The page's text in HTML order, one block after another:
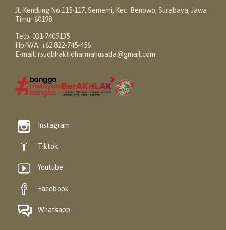
Jl. Kendung No.115-117, Sememi, Kec. Benowo, Surabaya, Jawa
Timur 60198
Telp: 031-7409135
Hp/WA: +62 822-745-456
E-mail: rsudbhaktidharmahusada@gmail.com
 Instagram
 Tiktok
 Youtube
 Facebook
 Whatsapp